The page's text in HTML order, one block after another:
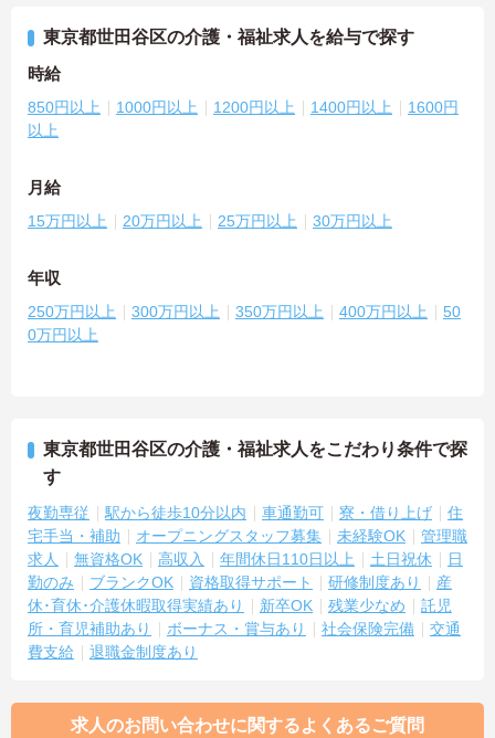
東京都世田谷区の介護・福祉求人を給与で探す
時給
850円以上 1000円以上 1200円以上 1400円以上
1600円
以上
月給
15万円以上 20万円以上 25万円以上 30万円以上
年収
250万円以上 300万円以上 350万円以上 400万円以上
50
0万円以上
東京都世田谷区の介護・福祉求人をこだわり条件で探
す
夜勤専従 駅から徒歩10分以内 車通勤可 寮・借り上げ
住
宅手当・補助
オープニングスタッフ募集 未経験OK
管理職
求人
無資格OK 高収入 年間休日110日以上 土日祝休
日
勤のみ
ブランクOK 資格取得サポート 研修制度あり
産
休･育休･介護休暇取得実績あり
新卒OK 残業少なめ
託児
所・育児補助あり
ボーナス・賞与あり 社会保険完備
交通
費支給
退職金制度あり
求人のお問い合わせに関するよくあるご質問